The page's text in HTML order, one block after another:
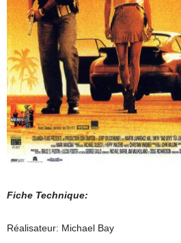
Fiche Technique:
Réalisateur: Michael Bay